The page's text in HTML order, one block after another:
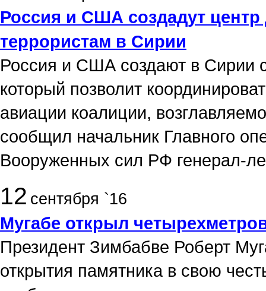
Россия и США создадут
террористам в Сирии
Россия и США создают в Сирии
который позволит
авиации коалиции,
сообщил начальник Главного
Вооруженных сил РФ генерал-
12 сентября `16
Мугабе открыл
Президент Зимбабве Роберт
открытия памятника в свою